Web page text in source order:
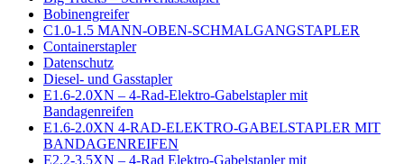
Bobinengreifer
C1.0-1.5 MANN-OBEN-SCHMALGANGSTAPLER
Containerstapler
Datenschutz
Diesel- und Gasstapler
E1.6-2.0XN – 4-Rad-Elektro-Gabelstapler mit
Bandagenreifen
E1.6-2.0XN 4-RAD-ELEKTRO-GABELSTAPLER MIT
BANDAGENREIFEN
E2.2-3.5XN – 4-Rad Elektro-Gabelstapler mit